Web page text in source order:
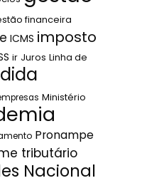
financeira
ICMS imposto
ir Juros Linha de
Ministério
Pronampe
tributário
Nacional